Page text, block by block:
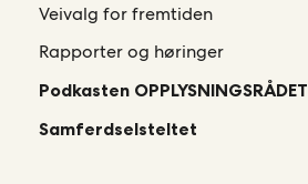
Veivalg for fremtiden
Rapporter og høringer
Podkasten OPPLYSNINGSRÅDET
Samferdselsteltet